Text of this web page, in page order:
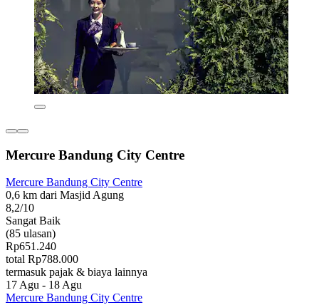
Mercure Bandung City Centre
Mercure Bandung City Centre
0,6 km dari Masjid Agung
8,2/10
Sangat Baik
(85 ulasan)
Rp651.240
total Rp788.000
termasuk pajak & biaya lainnya
17 Agu - 18 Agu
Mercure Bandung City Centre